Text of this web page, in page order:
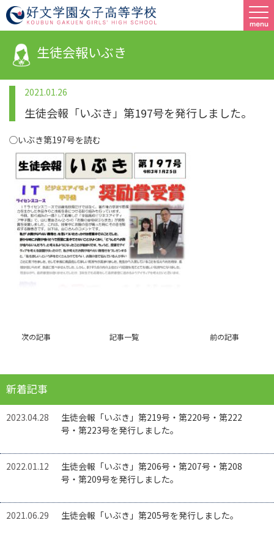
生徒会報いぶき
2021.01.26
生徒会報「いぶき」第197号を発行しました。
◯いぶき第197号を読む
次の記事 記事一覧 前の記事
新着記事
2023.04.28
生徒会報「いぶき」第219号・第220号・第222
号・第223号を発行しました。
2022.01.12
生徒会報「いぶき」第206号・第207号・第208
号・第209号を発行しました。
2021.06.29 生徒会報「いぶき」第205号を発行しました。